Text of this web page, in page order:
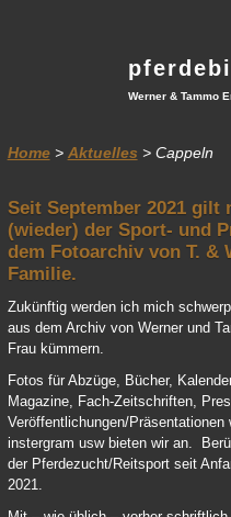
Werner & Tammo
Home> Aktuelles > Cappeln
Seit September 2021 gilt
(wieder) der Sport- und
dem Fotoarchiv von T. &
Familie.
Zukünftig werden ich mich
aus dem Archiv von Werner und
Frau kümmern.
Fotos für Abzüge, Bücher,
Magazine, Fach-Zeitschriften,
Veröffentlichungen/
instergram usw bieten wir an.
der Pferdezucht/Reitsport seit
2021.